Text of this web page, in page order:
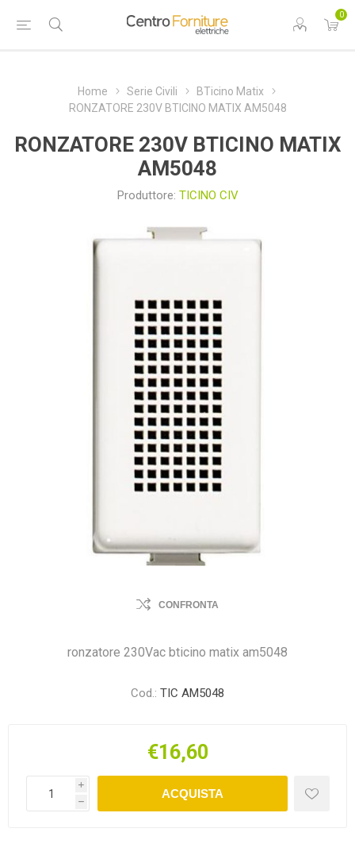
0
Home Serie Civili
BTicino Matix
RONZATORE 230V BTICINO MATIX AM5048
RONZATORE 230V BTICINO MATIX
AM5048
Produttore: TICINO CIV
CONFRONTA
ronzatore 230Vac bticino matix am5048
Cod.: TIC AM5048
€16,60
i
h
ACQUISTA